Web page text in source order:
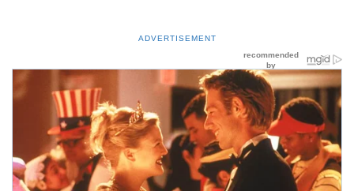
ADVERTISEMENT